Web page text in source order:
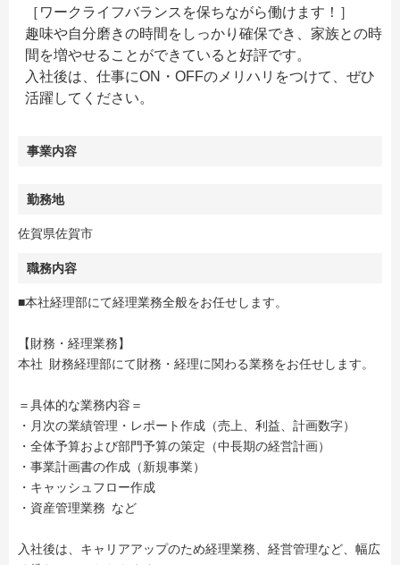
［ワークライフバランスを保ちながら働けます！］
趣味や自分磨きの時間をしっかり確保でき、家族との時
間を増やせることができていると好評です。
入社後は、仕事にON・OFFのメリハリをつけて、ぜひ
活躍してください。
事業内容
勤務地
佐賀県佐賀市
職務内容
■本社経理部にて経理業務全般をお任せします。
【財務・経理業務】
本社 財務経理部にて財務・経理に関わる業務をお任せします。
＝具体的な業務内容＝
・月次の業績管理・レポート作成（売上、利益、計画数字）
・全体予算および部門予算の策定（中長期の経営計画）
・事業計画書の作成（新規事業）
・キャッシュフロー作成
・資産管理業務 など
入社後は、キャリアアップのため経理業務、経営管理など、幅広